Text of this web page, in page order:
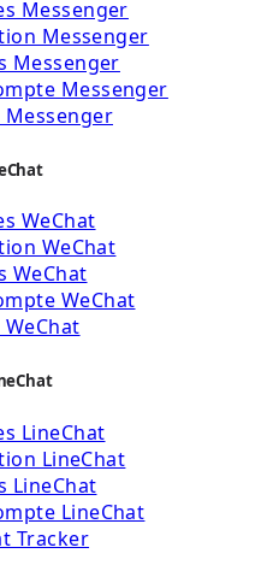
Messenger
Messenger
Messenger
Messenger
Messenger
WeChat
WeChat
WeChat
WeChat
LineChat
LineChat
LineChat
LineChat
Tracker